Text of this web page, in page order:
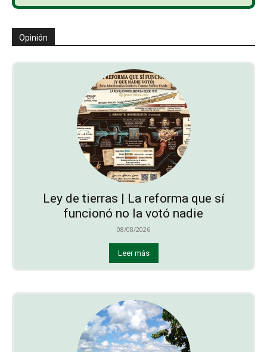
Opinión
Ley de tierras | La reforma que sí
funcionó no la votó nadie
08/08/2026
Leer más